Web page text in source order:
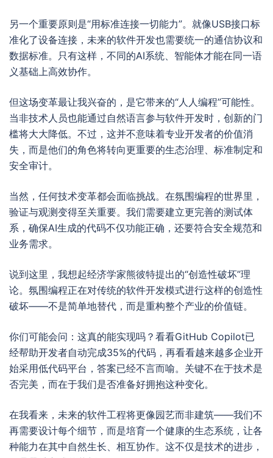
另一个重要原则是“用标准连接一切能力”。就像USB接口标
准化了设备连接，未来的软件开发也需要统一的通信协议和
数据标准。只有这样，不同的AI系统、智能体才能在同一语
义基础上高效协作。
但这场变革最让我兴奋的，是它带来的“人人编程”可能性。
当非技术人员也能通过自然语言参与软件开发时，创新的门
槛将大大降低。不过，这并不意味着专业开发者的价值消
失，而是他们的角色将转向更重要的生态治理、标准制定和
安全审计。
当然，任何技术变革都会面临挑战。在氛围编程的世界里，
验证与观测变得至关重要。我们需要建立更完善的测试体
系，确保AI生成的代码不仅功能正确，还要符合安全规范和
业务需求。
说到这里，我想起经济学家熊彼特提出的“创造性破坏”理
论。氛围编程正在对传统的软件开发模式进行这样的创造性
破坏——不是简单地替代，而是重构整个产业的价值链。
你们可能会问：这真的能实现吗？看看GitHub Copilot已
经帮助开发者自动完成35%的代码，再看看越来越多企业开
始采用低代码平台，答案已经不言而喻。关键不在于技术是
否完美，而在于我们是否准备好拥抱这种变化。
在我看来，未来的软件工程将更像园艺而非建筑——我们不
再需要设计每个细节，而是培育一个健康的生态系统，让各
种能力在其中自然生长、相互协作。这不仅是技术的进步，